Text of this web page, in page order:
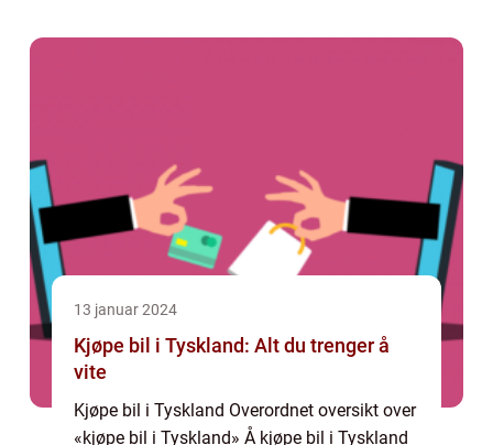
og ulemper ved de forskjellige alter...
13 januar 2024
Kjøpe bil i Tyskland: Alt du trenger å
vite
Kjøpe bil i Tyskland Overordnet oversikt over
«kjøpe bil i Tyskland» Å kjøpe bil i Tyskland